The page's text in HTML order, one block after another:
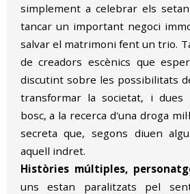
simplement a celebrar els
tancar un important negoci
salvar el matrimoni fent un trio.
de creadors escènics que
discutint sobre les possibilitats
transformar la societat, i dues
bosc, a la recerca d'una droga
secreta que, segons diuen
aquell indret.
Històries múltiples,
uns estan paralitzats pel